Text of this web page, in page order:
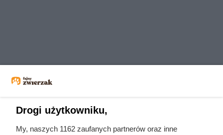
Drogi użytkowniku,
My, naszych 1162 zaufanych partnerów oraz inne